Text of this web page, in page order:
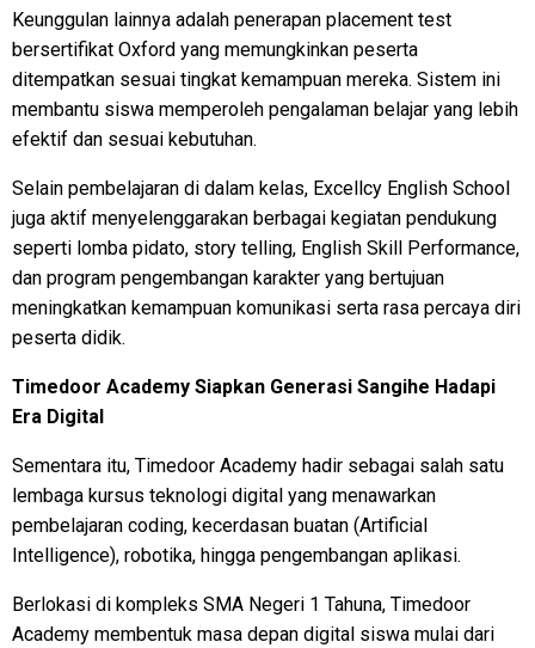
Keunggulan lainnya adalah penerapan placement test
bersertifikat Oxford yang memungkinkan peserta
ditempatkan sesuai tingkat kemampuan mereka. Sistem ini
membantu siswa memperoleh pengalaman belajar yang lebih
efektif dan sesuai kebutuhan.
Selain pembelajaran di dalam kelas, Excellcy English School
juga aktif menyelenggarakan berbagai kegiatan pendukung
seperti lomba pidato, story telling, English Skill Performance,
dan program pengembangan karakter yang bertujuan
meningkatkan kemampuan komunikasi serta rasa percaya diri
peserta didik.
Timedoor Academy Siapkan Generasi Sangihe Hadapi
Era Digital
Sementara itu, Timedoor Academy hadir sebagai salah satu
lembaga kursus teknologi digital yang menawarkan
pembelajaran coding, kecerdasan buatan (Artificial
Intelligence), robotika, hingga pengembangan aplikasi.
Berlokasi di kompleks SMA Negeri 1 Tahuna, Timedoor
Academy membentuk masa depan digital siswa mulai dari